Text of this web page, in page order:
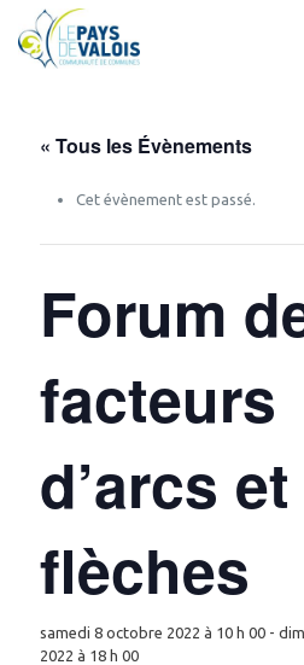
« Tous les Évènements
Cet évènement est passé.
Forum
facteurs
d’arcs
flèches
samedi 8 octobre 2022 à 10 h 00 -
2022 à 18 h 00